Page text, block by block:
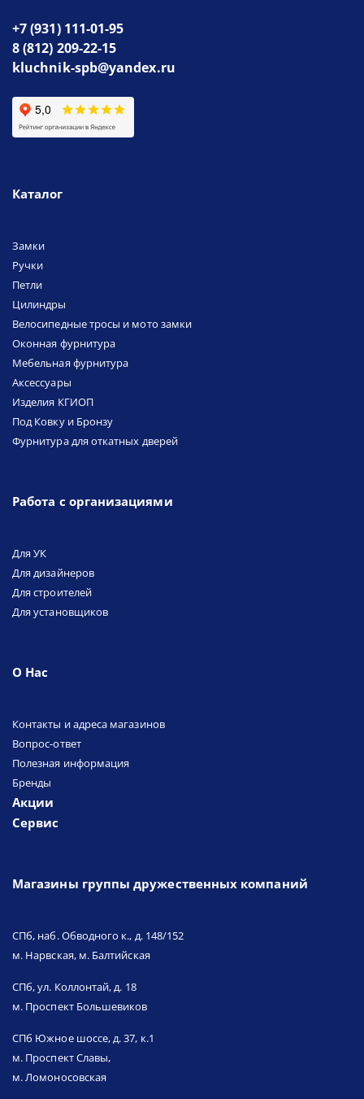
+7 (931) 111-01-95
8 (812) 209-22-15
kluchnik-spb@yandex.ru
Каталог
Замки
Ручки
Петли
Цилиндры
Велосипедные тросы и мото замки
Оконная фурнитура
Мебельная фурнитура
Аксессуары
Изделия КГИОП
Под Ковку и Бронзу
Фурнитура для откатных дверей
Работа с организациями
Для УК
Для дизайнеров
Для строителей
Для установщиков
О Нас
Контакты и адреса магазинов
Вопрос-ответ
Полезная информация
Бренды
Акции
Сервис
Магазины группы дружественных компаний
СПб, наб. Обводного к., д. 148/152
м. Нарвская, м. Балтийская
СПб, ул. Коллонтай, д. 18
м. Проспект Большевиков
СПб Южное шоссе, д. 37, к.1
м. Проспект Славы,
м. Ломоносовская